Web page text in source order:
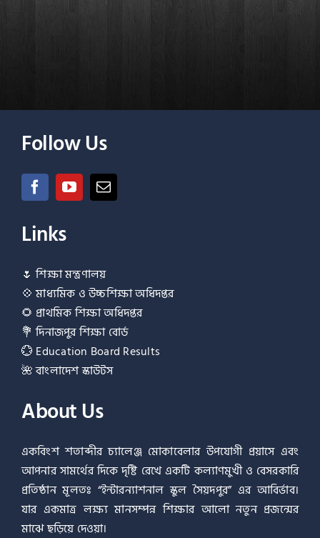
Follow Us
Links
🌷শিক্ষা মন্ত্রণালয়
💠মাধ্যমিক ও উচ্চশিক্ষা অধিদপ্তর
🌻 প্রাথমিক শিক্ষা অধিদপ্তর
💐দিনাজপুর শিক্ষা বোর্ড
💮 Education Board Results
🌺বাংলাদেশ স্কাউটস
About Us
একবিংশ শতাব্দীর চ্যালেঞ্জ মোকাবেলার উপযোগী প্রয়াসে এবং
আপনার সামর্থের দিকে দৃষ্টি রেখে একটি কল্যাণমুখী ও বেসরকারি
প্রতিষ্ঠান মূলতঃ “ইন্টারন্যাশনাল স্কুল সৈয়দপুর” এর আবির্ভাব।
যার একমাত্র লক্ষ্য মানসম্পন্ন শিক্ষার আলো নতুন প্রজন্মের
মাঝে ছড়িয়ে দেওয়া।